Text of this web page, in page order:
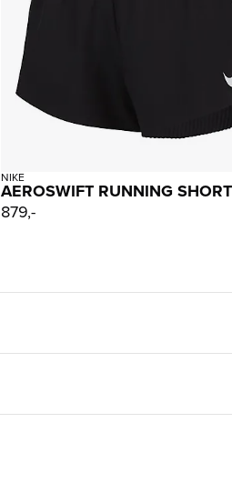
NIKE
AEROSWIFT RUNNING
879,-